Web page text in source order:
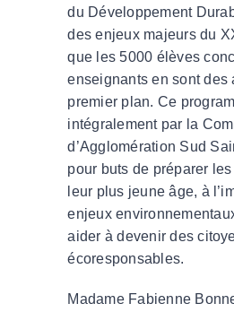
du Développement
des enjeux majeurs du
que les 5000 élèves
enseignants en sont des
premier plan. Ce
intégralement par la
d’Agglomération Sud
pour buts de préparer
leur plus jeune âge, à
enjeux
aider à devenir des
écoresponsables.
Madame Fabienne